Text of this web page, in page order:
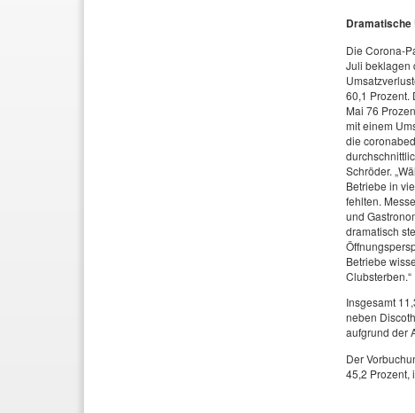
Dramatische
Die Corona-
Juli beklagen
60,1 Prozent.
Mai 76
mit einem
die
Schröder.
Betriebe in
fehlten.
und
dramatisch
Betriebe
Clubsterben.“
Insgesamt
neben
aufgrund der
Der
45,2 Prozent,